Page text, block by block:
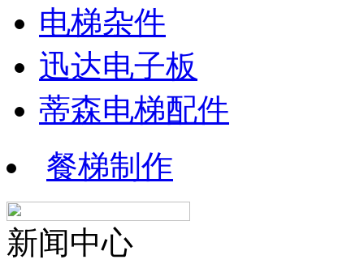
电梯杂件
迅达电子板
蒂森电梯配件
餐梯制作
新闻中心